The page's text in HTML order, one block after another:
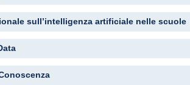
sull’intelligenza artificiale nelle scuole